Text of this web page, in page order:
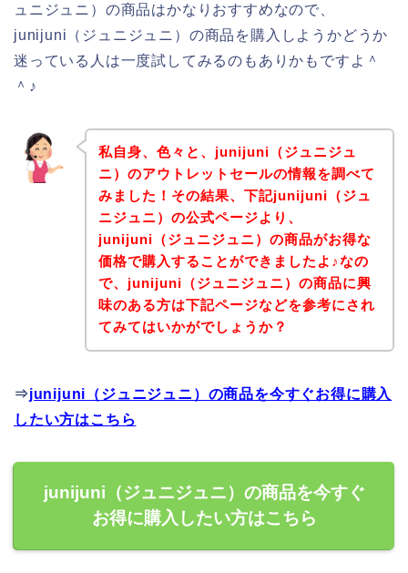
ュニジュニ）の商品はかなりおすすめなので、
junijuni（ジュニジュニ）の商品を購入しようかどうか
迷っている人は一度試してみるのもありかもですよ＾
＾♪
私自身、色々と、junijuni（ジュニジュ
ニ）のアウトレットセールの情報を調べて
みました！その結果、下記junijuni（ジュ
ニジュニ）の公式ページより、
junijuni（ジュニジュニ）の商品がお得な
価格で購入することができましたよ♪なの
で、junijuni（ジュニジュニ）の商品に興
味のある方は下記ページなどを参考にされ
てみてはいかがでしょうか？
⇒junijuni（ジュニジュニ）の商品を今すぐお得に購入
したい方はこちら
junijuni（ジュニジュニ）の商品を今すぐ
お得に購入したい方はこちら